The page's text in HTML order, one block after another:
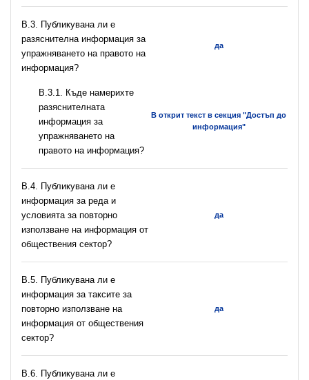
В.3. Публикувана ли е
разяснителна информация за
упражняването на правото на
информация?
да
В.3.1. Къде намерихте
разяснителната
информация за
упражняването на
правото на информация?
В открит текст в секция "Достъп до
информация"
В.4. Публикувана ли е
информация за реда и
условията за повторно
използване на информация от
обществения сектор?
да
В.5. Публикувана ли е
информация за таксите за
повторно използване на
информация от обществения
сектор?
да
В.6. Публикувана ли е